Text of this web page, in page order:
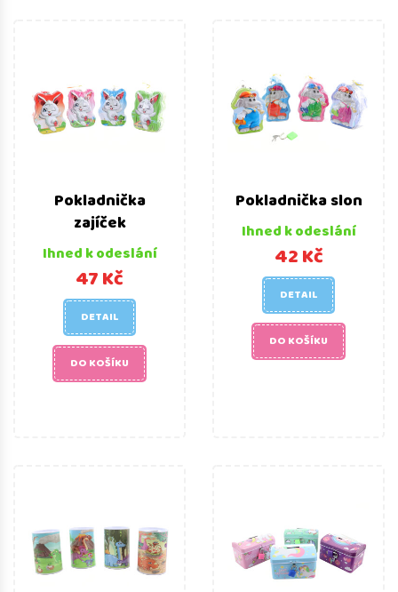
Pokladnička
zajíček
Ihned k odeslání
47 Kč
DETAIL
DO KOŠÍKU
Pokladnička slon
Ihned k odeslání
42 Kč
DETAIL
DO KOŠÍKU